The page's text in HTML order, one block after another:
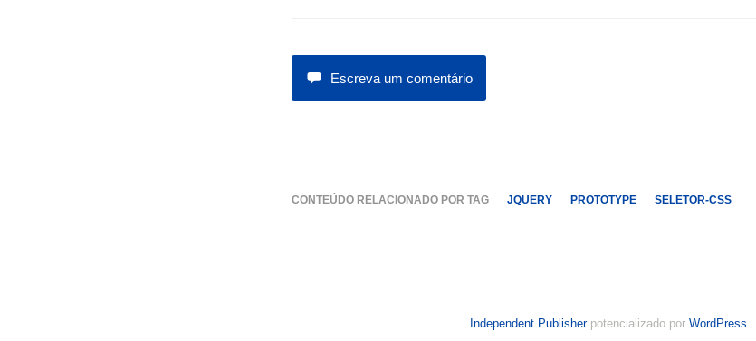
Escreva um comentário
CONTEÚDO RELACIONADO POR TAG JQUERY PROTOTYPE SELETOR-CSS
Independent Publisherpotencializado por WordPress